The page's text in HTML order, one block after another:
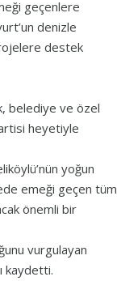
geçenlere
denizle
destek
belediye ve özel
heyetiyle
yoğun
emeği geçen tüm
önemli bir
vurgulayan
kaydetti.